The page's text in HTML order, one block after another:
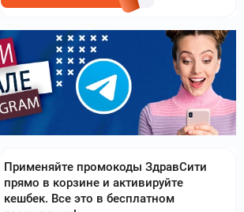
Применяйте промокоды ЗдравСити
прямо в корзине и активируйте
кешбек. Все это в бесплатном